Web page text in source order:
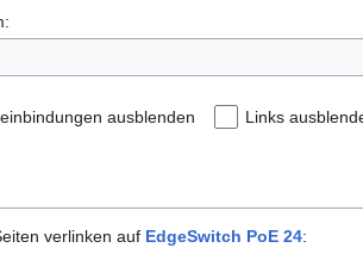
ausblenden Links
verlinken auf EdgeSwitch PoE 24: